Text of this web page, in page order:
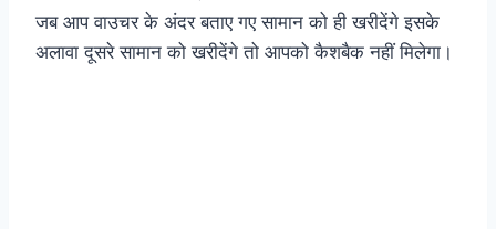
जब आप वाउचर के अंदर बताए गए सामान को ही खरीदेंगे इसके
अलावा दूसरे सामान को खरीदेंगे तो आपको कैशबैक नहीं मिलेगा।